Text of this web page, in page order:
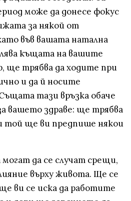
може да донесе фокус
за някой от
във вашата натална
къщата на вашите
ще трябва да ходите при
и да й носите
тази връзка обаче
вашето здраве: ще трябва
той ще ви предпише някои
да се случат срещи,
върху живота. Ще се
ви се иска да работите